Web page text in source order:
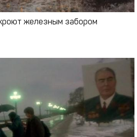
железным забором